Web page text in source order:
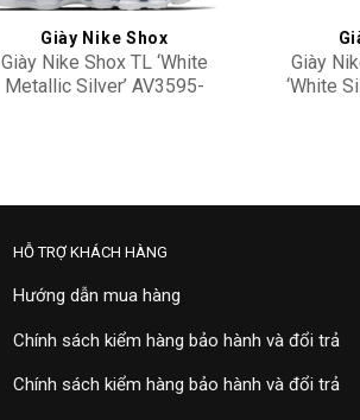
Giày Nike Shox
Giày Nike Shox TL ‘White
Metallic Silver’ AV3595-
Giày
‘White
HỖ TRỢ KHÁCH HÀNG
Hướng dẫn mua hàng
Chính sách kiểm hàng bảo hành và đổi trả
Chính sách kiểm hàng bảo hành và đổi trả